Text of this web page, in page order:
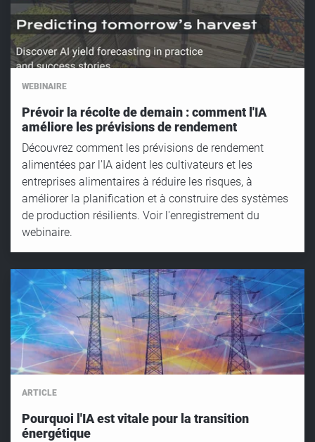
WEBINAIRE
Prévoir la récolte de demain : comment l'IA
améliore les prévisions de rendement
Découvrez comment les prévisions de rendement
alimentées par l'IA aident les cultivateurs et les
entreprises alimentaires à réduire les risques, à
améliorer la planification et à construire des systèmes
de production résilients. Voir l'enregistrement du
webinaire.
ARTICLE
Pourquoi l'IA est vitale pour la transition
énergétique